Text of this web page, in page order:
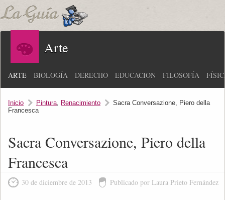
Arte
ARTE BIOLOGÍA DERECHO EDUCACIÓN FILOSOFÍA
Inicio Pintura, Renacimiento
Sacra Conversazione, Piero della
Francesca
Sacra Conversazione, Piero della
Francesca
30 de diciembre de 2013 Publicado por Laura Prieto Fernández